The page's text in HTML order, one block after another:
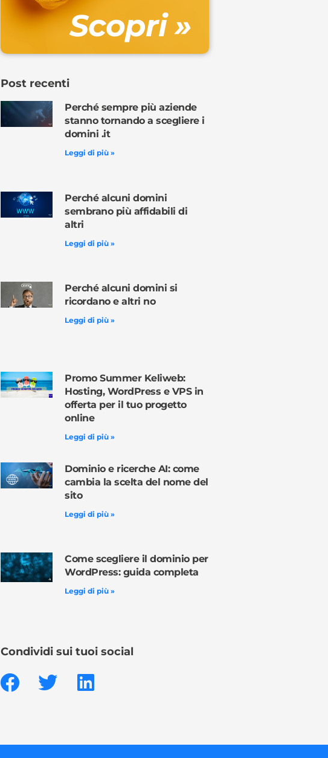
Scopri »
Post recenti
Perché sempre più aziende
stanno tornando a scegliere i
domini .it
Leggi di più »
Perché alcuni domini
sembrano più affidabili di
altri
Leggi di più »
Perché alcuni domini si
ricordano e altri no
Leggi di più »
Promo Summer Keliweb:
Hosting, WordPress e VPS in
offerta per il tuo progetto
online
Leggi di più »
Dominio e ricerche AI: come
cambia la scelta del nome del
sito
Leggi di più »
Come scegliere il dominio per
WordPress: guida completa
Leggi di più »
Condividi sui tuoi social